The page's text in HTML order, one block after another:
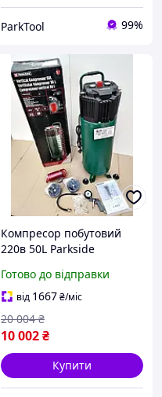
ParkTool 99%
Компресор побутовий
220в 50L Parkside
безоливний компресор,
Потужні Готово до
відправки
Готово до відправки
від 1667₴/міс
10 002₴
20 004 ₴
Купити